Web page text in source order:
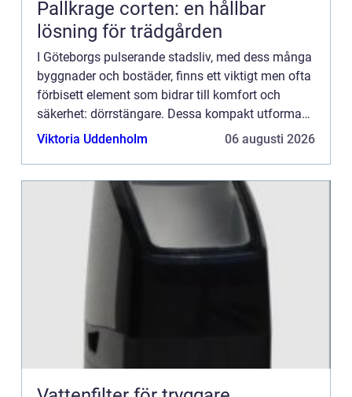
Pallkrage corten: en hållbar
lösning för trädgården
I Göteborgs pulserande stadsliv, med dess många
byggnader och bostäder, finns ett viktigt men ofta
förbisett element som bidrar till komfort och
säkerhet: dörrstängare. Dessa kompakt utformade
mekanismer är av...
Viktoria Uddenholm 06 augusti 2026